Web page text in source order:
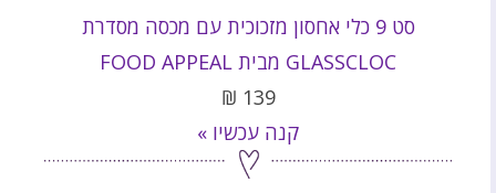
סט 9 כלי אחסון מזכוכית עם מכסה מסדרת
GLASSCLOC מבית FOOD APPEAL
139
₪
קנה עכשיו »